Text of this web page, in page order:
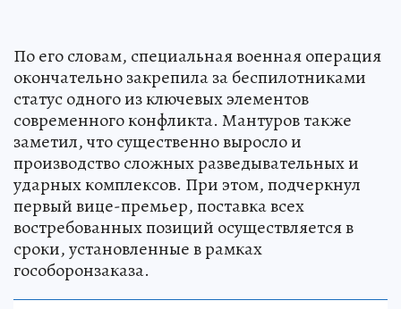
По его словам, специальная военная операция
окончательно закрепила за беспилотниками
статус одного из ключевых элементов
современного конфликта. Мантуров также
заметил, что существенно выросло и
производство сложных разведывательных и
ударных комплексов. При этом, подчеркнул
первый вице-премьер, поставка всех
востребованных позиций осуществляется в
сроки, установленные в рамках
гособоронзаказа.